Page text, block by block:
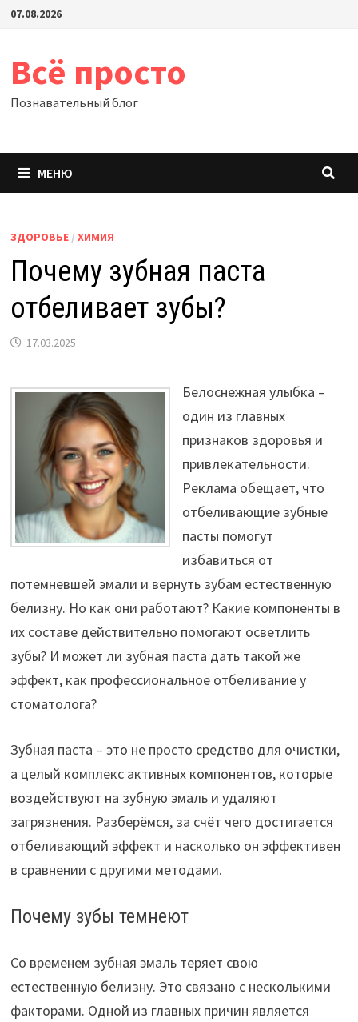
Перейти
07.08.2026
Всё просто
Познавательный блог
МЕНЮ
ЗДОРОВЬЕ/ ХИМИЯ
Почему зубная паста
отбеливает зубы?
17.03.2025
Белоснежная улыбка –
один из главных
признаков здоровья и
привлекательности.
Реклама обещает, что
отбеливающие зубные
пасты помогут
избавиться от
потемневшей эмали и вернуть зубам естественную
белизну. Но как они работают? Какие компоненты в
их составе действительно помогают осветлить
зубы? И может ли зубная паста дать такой же
эффект, как профессиональное отбеливание у
стоматолога?
Зубная паста – это не просто средство для очистки,
а целый комплекс активных компонентов, которые
воздействуют на зубную эмаль и удаляют
загрязнения. Разберёмся, за счёт чего достигается
отбеливающий эффект и насколько он эффективен
в сравнении с другими методами.
Почему зубы темнеют
Со временем зубная эмаль теряет свою
естественную белизну. Это связано с несколькими
факторами. Одной из главных причин является